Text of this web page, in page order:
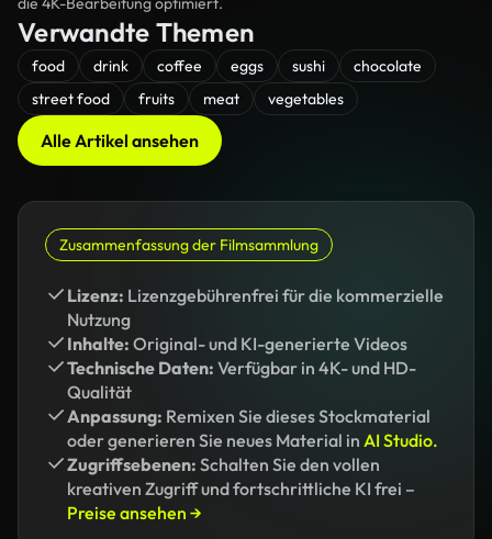
Verwandte Themen
food drink coffee eggs sushi
chocolate
street food
fruits meat vegetables
Alle Artikel ansehen
Zusammenfassung der Filmsammlung
Lizenz: Lizenzgebührenfrei für die kommerzielle
Nutzung
Inhalte: Original- und KI-generierte Videos
Technische Daten: Verfügbar in 4K- und HD-
Qualität
Anpassung: Remixen Sie dieses Stockmaterial
oder generieren Sie neues Material in AI Studio.
Zugriffsebenen: Schalten Sie den vollen
kreativen Zugriff und fortschrittliche KI frei –
Preise ansehen →